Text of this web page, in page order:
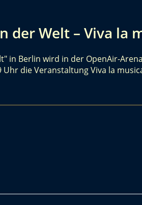
der Welt – Viva la
in Berlin wird in der OpenAir-
Uhr die Veranstaltung Viva la